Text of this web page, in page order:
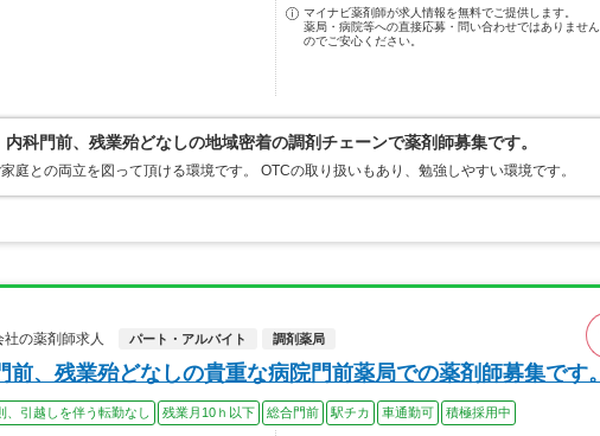
マイナビ薬剤師が求人情報を無料でご提供します。
薬局・病院等への直接応募・問い合わせではありません
のでご安心ください。
内科門前、残業殆どなしの地域密着の調剤チェーンで薬剤師募集です。
庭との両立を図って頂ける環境です。 OTCの取り扱いもあり、勉強しやすい環境です。
の薬剤師求人
パート・アルバイト 調剤薬局
前、残業殆どなしの貴重な病院門前薬局での薬剤師募集です。
、引越しを伴う転勤なし 残業月10ｈ以下 総合門前 駅チカ 車通勤可 積極採用中